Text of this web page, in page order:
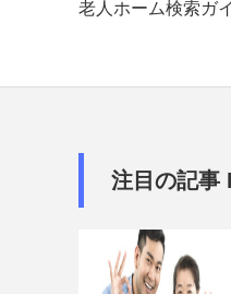
老人ホーム検索ガ
注目の記事